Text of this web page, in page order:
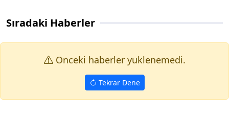
Sıradaki Haberler
Onceki haberler yuklenemedi.
Tekrar Dene